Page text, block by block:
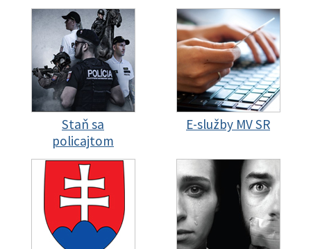
Staň sa
policajtom
E-služby MV SR